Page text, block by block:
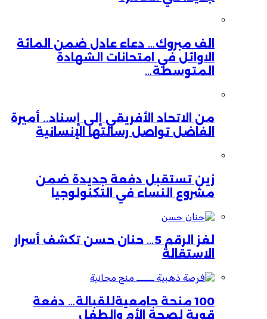
الف مبروك… دعاء عادل ضمن المائة
الاوائل في امتحانات الشهادة
المتوسطة…
من الاتحاد الأفريقي إلى إسناد.. أميرة
الفاضل تواصل رسالتها الإنسانية
زين تستقبل دفعة جديدة ضمن
مشروع النساء في التكنولوجيا
لغز الرقم 5… حنان حسن تكشف أسرار
الاستقالة
100 منحة جامعيةللقبالة… دفعة
قوية لصحة الأم والطفل